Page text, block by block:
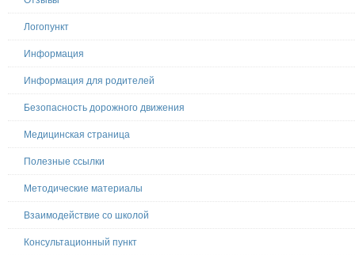
Логопункт
Информация
Информация для родителей
Безопасность дорожного движения
Медицинская страница
Полезные ссылки
Методические материалы
Взаимодействие со школой
Консультационный пункт